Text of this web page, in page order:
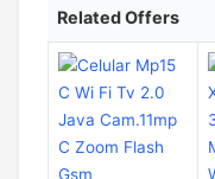
Related Offers